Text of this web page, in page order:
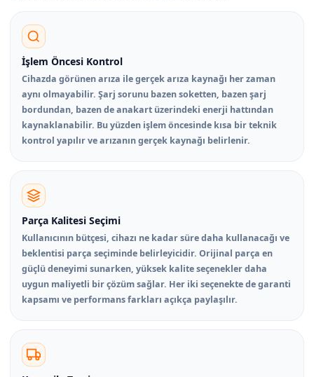
İşlem Öncesi Kontrol
Cihazda görünen arıza ile gerçek arıza kaynağı her zaman
aynı olmayabilir. Şarj sorunu bazen soketten, bazen şarj
bordundan, bazen de anakart üzerindeki enerji hattından
kaynaklanabilir. Bu yüzden işlem öncesinde kısa bir teknik
kontrol yapılır ve arızanın gerçek kaynağı belirlenir.
Parça Kalitesi Seçimi
Kullanıcının bütçesi, cihazı ne kadar süre daha kullanacağı ve
beklentisi parça seçiminde belirleyicidir. Orijinal parça en
güçlü deneyimi sunarken, yüksek kalite seçenekler daha
uygun maliyetli bir çözüm sağlar. Her iki seçenekte de garanti
kapsamı ve performans farkları açıkça paylaşılır.